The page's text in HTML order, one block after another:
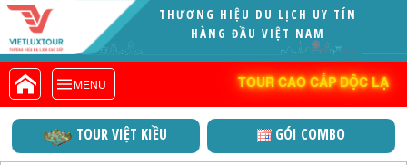
THƯƠNG HIỆU DU LỊCH UY TÍN
HÀNG ĐẦU VIỆT NAM
MENU TOUR CAO CẤP ĐỘC LẠ
VIETLUXTOUR.COM
TOUR CAO CẤP ĐỘC LẠ
TOUR TRONG NƯỚC
TOUR NƯỚC NGOÀI
TOUR KHỞI HÀNH TỪ HÀ NỘI
TOUR VIỆT KIỀU GÓI COMBO